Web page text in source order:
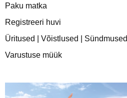
Paku matka
Registreeri huvi
Üritused | Võistlused | Sündmused
Varustuse müük